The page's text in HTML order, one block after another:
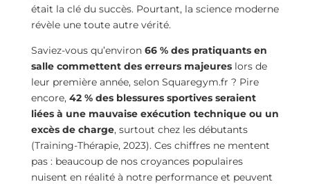
était la clé du succès. Pourtant, la science moderne
révèle une toute autre vérité.
Saviez-vous qu’environ 66 % des pratiquants en
salle commettent des erreurs majeureslors de
leur première année, selon Squaregym.fr ? Pire
encore, 42 % des blessures sportives seraient
liées à une mauvaise exécution technique ou un
excès de charge, surtout chez les débutants
(Training-Thérapie, 2023). Ces chiffres ne mentent
pas : beaucoup de nos croyances populaires
nuisent en réalité à notre performance et peuvent